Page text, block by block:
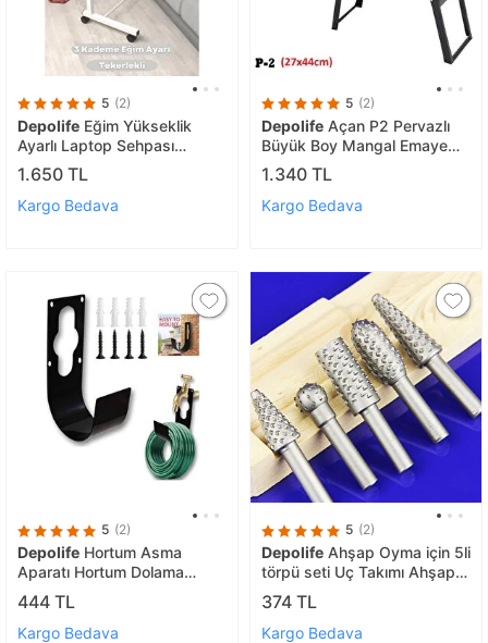
5 (2)
Depolife Eğim Yükseklik
Ayarlı Laptop Sehpası
Kahvaltı Ders Çalışma
Bilgisayar Masası Metal
Ayak Tekerlekli
1.650 TL
Kargo Bedava
5 (2)
Depolife Açan P2 Pervazlı
Büyük Boy Mangal Emaye
Çift ızgara Kömür Barbekü
Katlanır Ayaklı ızgara
1.340 TL
Kargo Bedava
5 (2)
Depolife Hortum Asma
Aparatı Hortum Dolama
Sarma Hortum Askısı Musluk
Üzeri Montajsız Yada Duvar
Montajlı
444 TL
Kargo Bedava
5 (2)
Depolife Ahşap Oyma için 5li
törpü seti Uç Takımı Ahşap
Rende Freze Matkap uyumlu
Uç Seti
374 TL
Kargo Bedava